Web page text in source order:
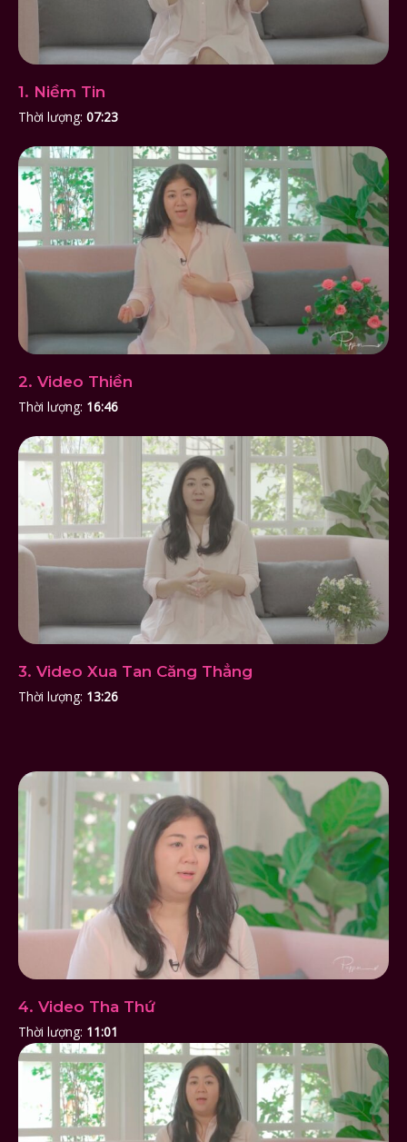
1. Niềm Tin
Thời lượng: 07:23
2. Video Thiền
Thời lượng: 16:46
3. Video Xua Tan Căng Thẳng
Thời lượng: 13:26
4. Video Tha Thứ
Thời lượng: 11:01